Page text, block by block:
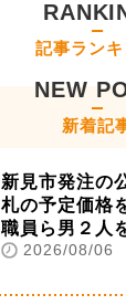
記事ラン
NEW
新着記
新見市発注の
札の予定価格
職員ら男２人
2026/08/06